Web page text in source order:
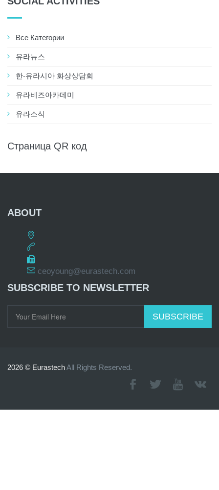
Все Категории
유라뉴스
한-유라시아 화상상담회
유라비즈아카데미
유라소식
Страница QR код
ABOUT
ceoyoung@eurastech.com
SUBSCRIBE TO NEWSLETTER
SUBSCRIBE
2026 © EurastechAll Rights Reserved.